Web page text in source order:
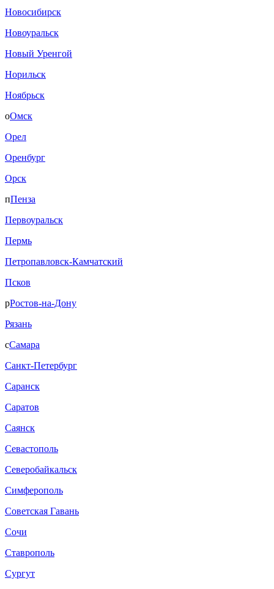
Новосибирск
Новоуральск
Новый Уренгой
Норильск
Ноябрьск
оОмск
Орел
Оренбург
Орск
пПенза
Первоуральск
Пермь
Петропавловск-Камчатский
Псков
рРостов-на-Дону
Рязань
сСамара
Санкт-Петербург
Саранск
Саратов
Саянск
Севастополь
Северобайкальск
Симферополь
Советская Гавань
Сочи
Ставрополь
Сургут